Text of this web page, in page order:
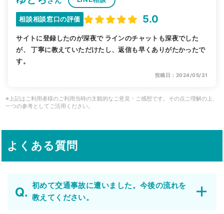
相談相談窓口の評価 5.0
サイトに登録したのが深夜で ラインのチャットも深夜でした
が、 丁寧に教えていただけたし、返信も早くありがたかったで
す。
投稿日：2024/05/31
※上記はご利用者様のご利用当時の主観的なご意見・ご感想です。その点ご理解の上、
一つの参考としてご活用ください。
よくある質問
初めて交通事故に遭いました。今後の流れを
教えてください。